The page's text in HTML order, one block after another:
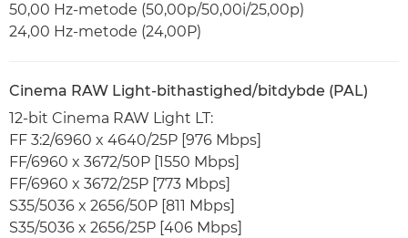
50,00 Hz-metode (50,00p/50,00i/25,00p)
24,00 Hz-metode (24,00P)
Cinema RAW Light-bithastighed/bitdybde (PAL)
12-bit Cinema RAW Light LT:
FF 3:2/6960 x 4640/25P [976 Mbps]
FF/6960 x 3672/50P [1550 Mbps]
FF/6960 x 3672/25P [773 Mbps]
S35/5036 x 2656/50P [811 Mbps]
S35/5036 x 2656/25P [406 Mbps]